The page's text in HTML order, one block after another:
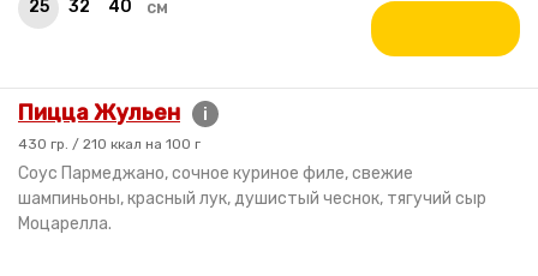
25 32 40 см
Пицца Жульен i
430 гр. / 210 ккал на 100 г
Соус Пармеджано, сочное куриное филе, свежие
шампиньоны, красный лук, душистый чеснок, тягучий сыр
Моцарелла.